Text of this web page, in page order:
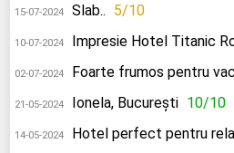
15-07-2024 Slab.. 5/10
10-07-2024 Impresie Hotel Titanic
02-07-2024 Foarte frumos pentru
21-05-2024 Ionela, București 10/10
14-05-2024 Hotel perfect pentru